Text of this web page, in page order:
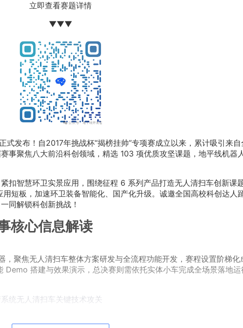
立即查看赛题详情
▼▼▼
式发布！自2017年挑战杯“揭榜挂帅”专项赛成立以来，累计吸引来自
事聚焦八大前沿科创领域，精选 103 项优质攻坚课题，地平线机器
扣智慧环卫实景应用，围绕征程 6 系列产品打造无人清扫车创新课
短板，加速环卫装备智能化、国产化升级。诚邀全国高校科创达人
同解锁科创新挑战！
核心信息解读
，聚焦无人清扫车整体方案研发与全流程功能开发，赛程设置阶梯化
Demo 搭建与效果演示，总决赛则需依托实体小车完成全场景落地运
统无人清扫车关键技术攻关